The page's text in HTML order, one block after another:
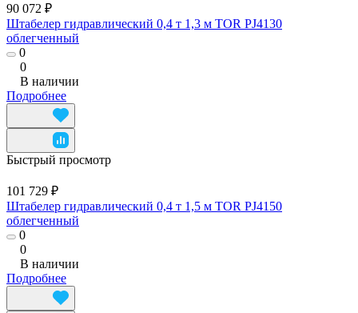
90 072 ₽
Штабелер гидравлический 0,4 т 1,3 м TOR PJ4130
облегченный
0
0
В наличии
Подробнее
Быстрый просмотр
101 729 ₽
Штабелер гидравлический 0,4 т 1,5 м TOR PJ4150
облегченный
0
0
В наличии
Подробнее